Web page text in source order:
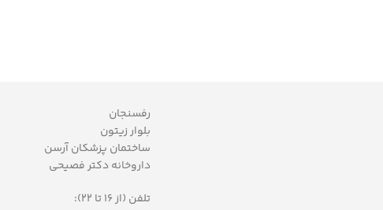
رفسنجان
بلوار زیتون
ساختمان پزشکان آرسن
داروخانه دکتر فصیحی
تلفن (از 16 تا 22):